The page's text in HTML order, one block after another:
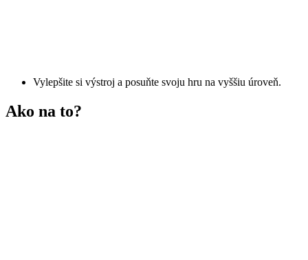
Vylepšite si výstroj a posuňte svoju hru na vyššiu úroveň.
Ako na to?